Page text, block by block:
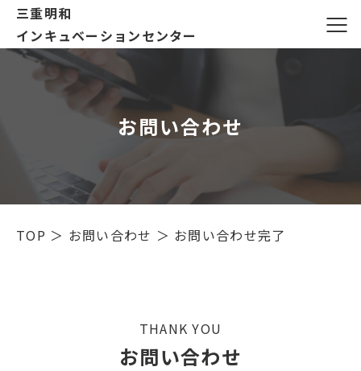
三重明和
インキュベーションセンター
お問い合わせ
TOP ＞ お問い合わせ ＞ お問い合わせ完了
THANK YOU
お問い合わせ